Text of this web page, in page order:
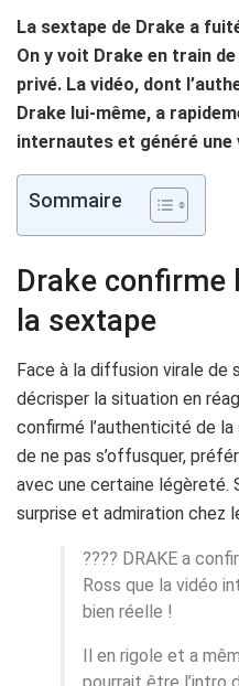
La sextape de Drake a
On y voit Drake en train
privé. La vidéo, dont
Drake lui-même, a
internautes et généré
Sommaire
Drake confirme
la sextape
Face à la diffusion virale de
décrisper la situation en
confirmé l’authenticité de
de ne pas s’offusquer,
avec une certaine légèreté.
surprise et admiration chez
???? DRAKE a
Ross que la vidéo
bien réelle !
Il en rigole et a
pourrait être l’intro